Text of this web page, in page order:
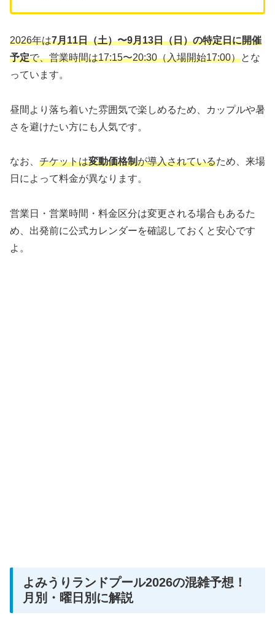
2026年は7月11日（土）〜9月13日（日）の特定日に開催
予定で、営業時間は17:15〜20:30（入場開始17:00）とな
っています。
昼間より落ち着いた雰囲気で楽しめるため、カップルや暑
さを避けたい方にも人気です。
なお、 チケットは変動価格制が導入されているため、来場
日によって料金が異なります。
営業日・営業時間・料金区分は変更される場合もあるた
め、出発前に公式カレンダーを確認しておくと安心です
よ。
よみうりランドプール2026の混雑予想！
月別・曜日別に解説